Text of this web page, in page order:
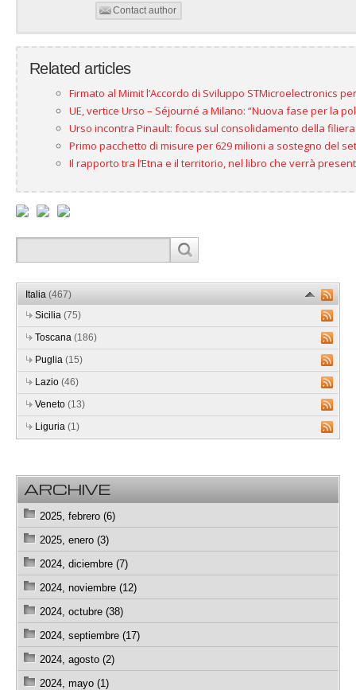
Contact author
Related articles
Firmato al Mimit l’Accordo di Sviluppo STMicroelectronics
UE, vertice Urso – Séjourné a Milano: “Nuova fase per la
Urso incontra Pinault: focus sul consolidamento della
Primo pacchetto di misure per 629 milioni a sostegno del
Il rapporto tra l’Etna e il territorio, nel libro che verrà
Italia (467)
Sicilia (75)
Toscana (186)
Puglia (15)
Lazio (46)
Veneto (13)
Liguria (1)
ARCHIVE
2025, febrero (6)
2025, enero (3)
2024, diciembre (7)
2024, noviembre (12)
2024, octubre (38)
2024, septiembre (17)
2024, agosto (2)
2024, mayo (1)